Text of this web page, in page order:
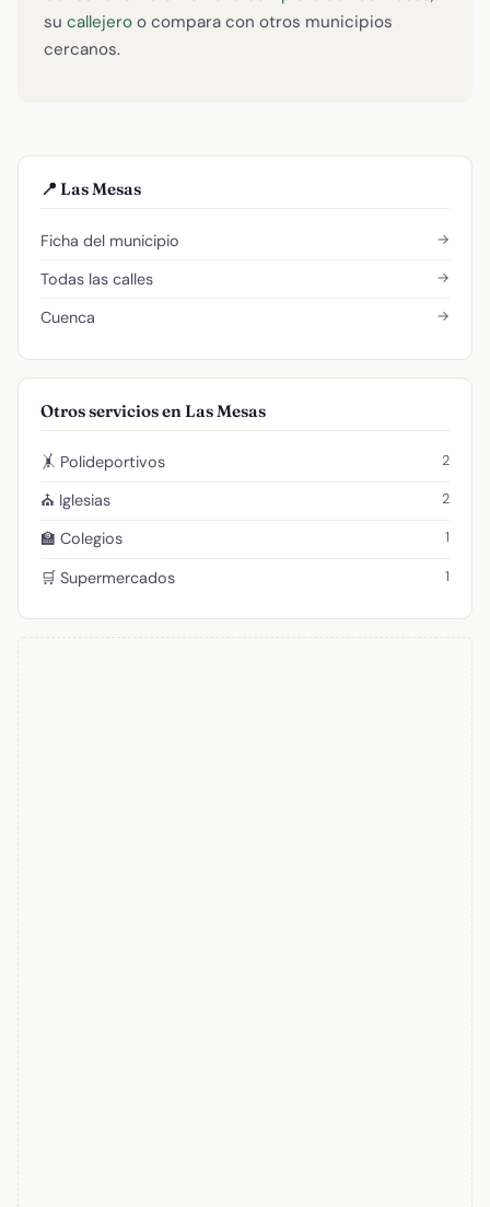
su callejero o compara con otros municipios
cercanos.
📍 Las Mesas
Ficha del municipio →
Todas las calles →
Cuenca →
Otros servicios en Las Mesas
🤸 Polideportivos 2
⛪ Iglesias 2
🏫 Colegios 1
🛒 Supermercados 1